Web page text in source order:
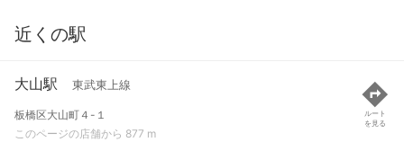
近くの駅
大山駅 東武東上線
板橋区大山町４-１
このページの店舗から 877 m
ルート
を見る